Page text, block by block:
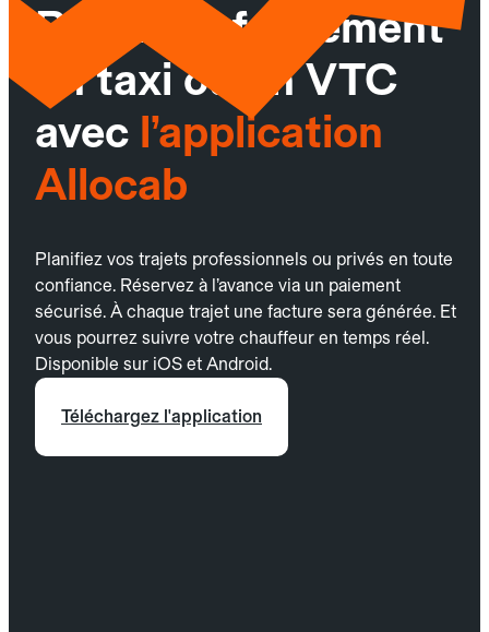
Réservez facilement
un taxi ou un VTC
avec l’application
Allocab
Planifiez vos trajets professionnels ou privés en toute
confiance. Réservez à l’avance via un paiement
sécurisé. À chaque trajet une facture sera générée. Et
vous pourrez suivre votre chauffeur en temps réel.
Disponible sur iOS et Android.
Téléchargez l'application